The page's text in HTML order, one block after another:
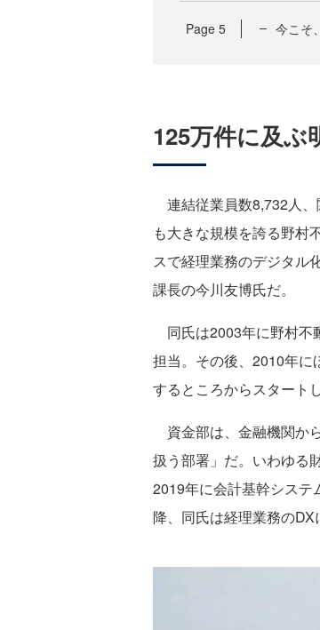
Page 5 今こそ
125万件に及ぶ
連結従業員数8,732人
も大きな規模を誇る野村
スで経理業務のデジタル
課長の今川友博氏だ。
同氏は2003年に野村不
担当。その後、2010年に
するところからスタート
資金部は、金融機関か
扱う部署」だ。いわゆる
2019年に会計基幹システ
降、同氏は経理業務のDX